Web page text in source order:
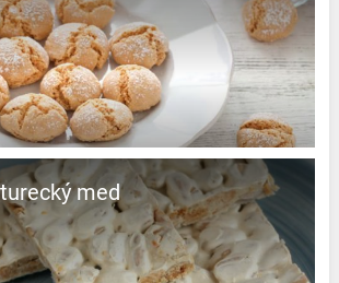
turecký med